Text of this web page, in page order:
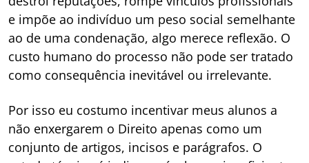
e impõe ao indivíduo um peso social semelhante
ao de uma condenação, algo merece reflexão. O
custo humano do processo não pode ser tratado
como consequência inevitável ou irrelevante.
Por isso eu costumo incentivar meus alunos a
não enxergarem o Direito apenas como um
conjunto de artigos, incisos e parágrafos. O